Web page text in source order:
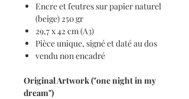
Encre et feutres sur papier naturel
(beige) 250 gr
29,7 x 42 cm (A3)
Pièce unique, signé et daté au dos
vendu non encadré
Original Artwork ("one night in my
dream")